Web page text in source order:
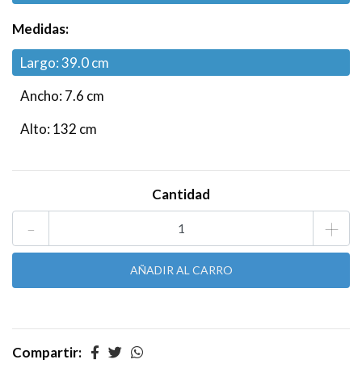
Medidas:
Largo: 39.0 cm
Ancho: 7.6 cm
Alto: 132 cm
Cantidad
- +
Compartir: